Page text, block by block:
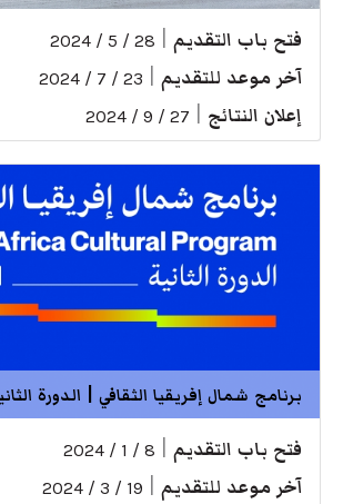
فتح باب التقديم 28 / 5 / 2024
آخر موعد للتقديم 23 / 7 / 2024
إعلان النتائج 27 / 9 / 2024
برنامج شمال إفريقيا الثقافي | الدورة
فتح باب التقديم 8 / 1 / 2024
آخر موعد للتقديم 19 / 3 / 2024